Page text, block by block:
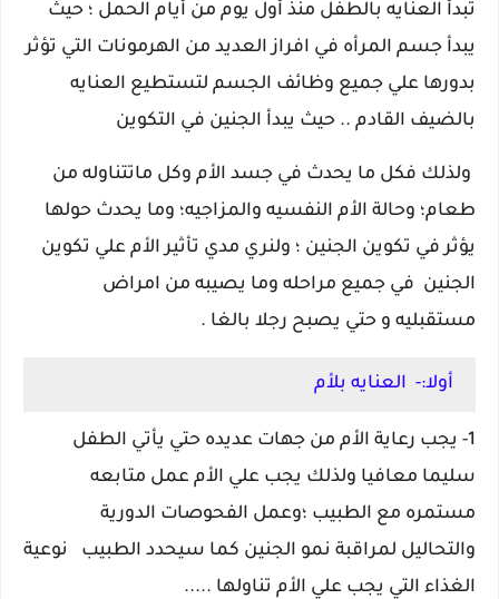
تبدأ العنايه بالطفل منذ أول يوم من أيام الحمل ؛ حيث
يبدأ جسم المرأه في افراز العديد من الهرمونات التي تؤثر
بدورها علي جميع وظائف الجسم لتستطيع العنايه
بالضيف القادم .. حيث يبدأ الجنين في التكوين
ولذلك فكل ما يحدث في جسد الأم وكل ماتتناوله من
طعام؛ وحالة الأم النفسيه والمزاجيه؛ وما يحدث حولها
يؤثر في تكوين الجنين ؛ ولنري مدي تأثير الأم علي تكوين
الجنين في جميع مراحله وما يصيبه من امراض
مستقبليه و حتي يصبح رجلا بالغا .
أولا:- العنايه بلأم
1- يجب رعاية الأم من جهات عديده حتي يأتي الطفل
سليما معافيا ولذلك يجب علي الأم عمل متابعه
مستمره مع الطبيب ؛وعمل الفحوصات الدورية
والتحاليل لمراقبة نمو الجنين كما سيحدد الطبيب نوعية
الغذاء التي يجب علي الأم تناولها .....